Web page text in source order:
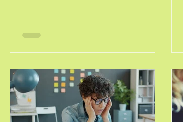
et prévenir le burn-out. Découvrez
calmer le bruit mental et de
retrouver un lien doux avec votre
corps, en séance individuelle au
cabinet